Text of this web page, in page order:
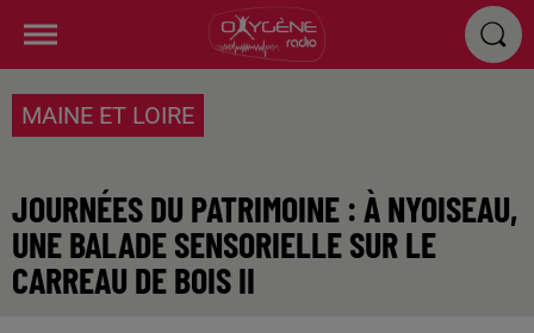
MAINE ET LOIRE
JOURNÉES DU PATRIMOINE : À NYOISEAU,
UNE BALADE SENSORIELLE SUR LE
CARREAU DE BOIS II